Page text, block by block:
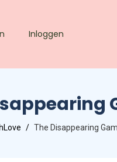
Inloggen
The Disappearing